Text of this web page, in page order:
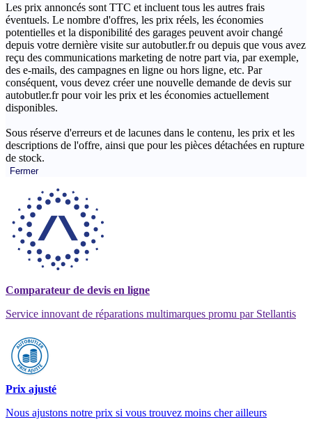
Les prix annoncés sont TTC et incluent tous les autres frais
éventuels. Le nombre d'offres, les prix réels, les économies
potentielles et la disponibilité des garages peuvent avoir changé
depuis votre dernière visite sur autobutler.fr ou depuis que vous avez
reçu des communications marketing de notre part via, par exemple,
des e-mails, des campagnes en ligne ou hors ligne, etc. Par
conséquent, vous devez créer une nouvelle demande de devis sur
autobutler.fr pour voir les prix et les économies actuellement
disponibles.
Sous réserve d'erreurs et de lacunes dans le contenu, les prix et les
descriptions de l'offre, ainsi que pour les pièces détachées en rupture
de stock.
Fermer
Comparateur de devis en ligne
Service innovant de réparations multimarques promu par Stellantis
Prix ajusté
Nous ajustons notre prix si vous trouvez moins cher ailleurs